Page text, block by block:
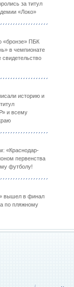
за титул
«Локо»
«бронзе» ПБК
в чемпионате
свидетельство
историю и
и всему
«Краснодар-
первенства
футболу!
вышел в финал
по пляжному